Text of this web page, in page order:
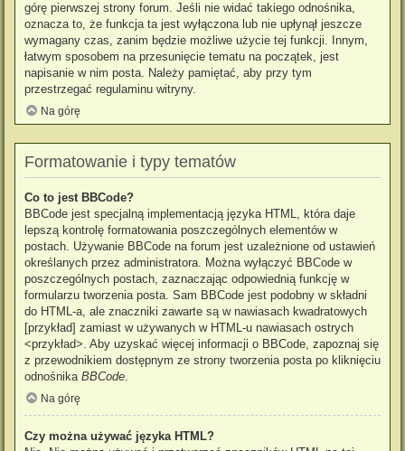
górę pierwszej strony forum. Jeśli nie widać takiego odnośnika,
oznacza to, że funkcja ta jest wyłączona lub nie upłynął jeszcze
wymagany czas, zanim będzie możliwe użycie tej funkcji. Innym,
łatwym sposobem na przesunięcie tematu na początek, jest
napisanie w nim posta. Należy pamiętać, aby przy tym
przestrzegać regulaminu witryny.
Na górę
Formatowanie i typy tematów
Co to jest BBCode?
BBCode jest specjalną implementacją języka HTML, która daje
lepszą kontrolę formatowania poszczególnych elementów w
postach. Używanie BBCode na forum jest uzależnione od ustawień
określanych przez administratora. Można wyłączyć BBCode w
poszczególnych postach, zaznaczając odpowiednią funkcję w
formularzu tworzenia posta. Sam BBCode jest podobny w składni
do HTML-a, ale znaczniki zawarte są w nawiasach kwadratowych
[przykład] zamiast w używanych w HTML-u nawiasach ostrych
<przykład>. Aby uzyskać więcej informacji o BBCode, zapoznaj się
z przewodnikiem dostępnym ze strony tworzenia posta po kliknięciu
odnośnika BBCode.
Na górę
Czy można używać języka HTML?